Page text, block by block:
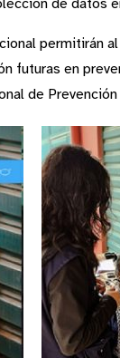
de datos
permitirán
futuras en
de